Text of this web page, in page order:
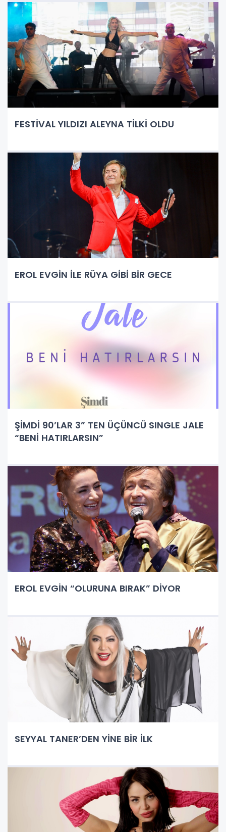
FESTİVAL YILDIZI ALEYNA TİLKİ OLDU
EROL EVGİN İLE RÜYA GİBİ BİR GECE
ŞİMDİ 90’LAR 3” TEN ÜÇÜNCÜ SINGLE JALE
“BENİ HATIRLARSIN”
EROL EVGİN “OLURUNA BIRAK” DİYOR
SEYYAL TANER’DEN YİNE BİR İLK